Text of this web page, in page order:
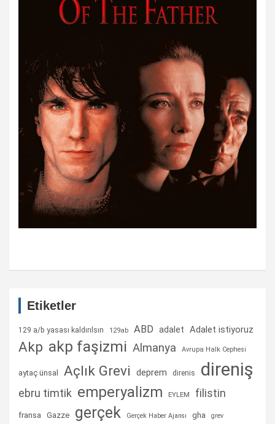
Etiketler
129 a/b yasası kaldırılsın 129ab ABD adalet Adalet istiyoruz
Akp akp faşizmi Almanya Avrupa Halk Cephesi
aytaç ünsal Açlık Grevi deprem direnis direniş
ebru timtik emperyalizm EYLEM filistin
fransa Gazze gerçek Gerçek Haber Ajansı gha grev